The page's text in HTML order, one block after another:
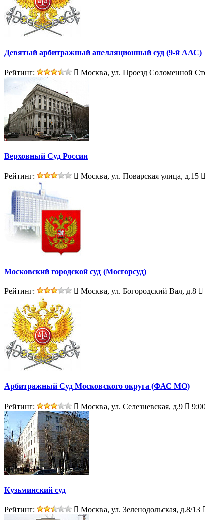
Девятый арбитражный апелляционный суд (9-й ААС)
Рейтинг: Москва, ул. Проезд Соломенной
Верховный Суд России
Рейтинг: Москва, ул. Поварская улица, д.15
Московский городской суд (Мосгорсуд)
Рейтинг: Москва, ул. Богородский Вал, д.8
Арбитражный Суд Московского округа (ФАС МО)
Рейтинг: Москва, ул. Селезневская, д.9
Кузьминский суд
Рейтинг: Москва, ул. Зеленодольская, д.8/13